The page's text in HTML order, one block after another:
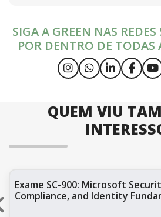
SIGA A GREEN NAS
POR DENTRO DE TODAS
QUEM VIU
Exame SC-900: Microsoft
Compliance, and Identity